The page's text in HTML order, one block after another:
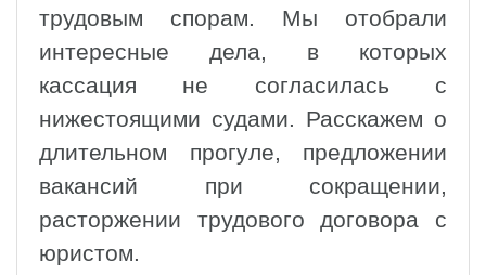
трудовым спорам. Мы отобрали
интересные дела, в которых
кассация не согласилась с
нижестоящими судами. Расскажем о
длительном прогуле, предложении
вакансий при сокращении,
расторжении трудового договора с
юристом.